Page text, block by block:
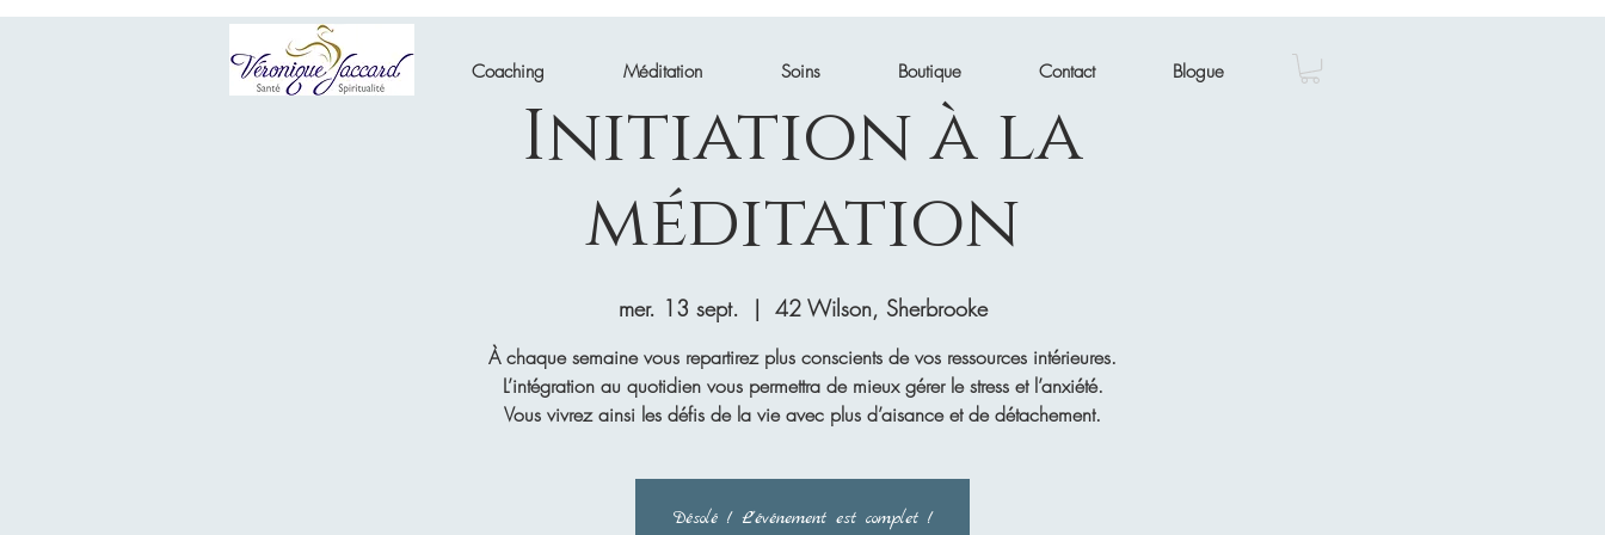
Coaching Méditation Soins Boutique Contact Blogue
Initiation à la
méditation
mer. 13 sept.
  |
42 Wilson, Sherbrooke
À chaque semaine vous repartirez plus conscients de vos ressources intérieures.
L’intégration au quotidien vous permettra de mieux gérer le stress et l’anxiété.
Vous vivrez ainsi les défis de la vie avec plus d’aisance et de détachement.
Désolé ! L'événement est complet !